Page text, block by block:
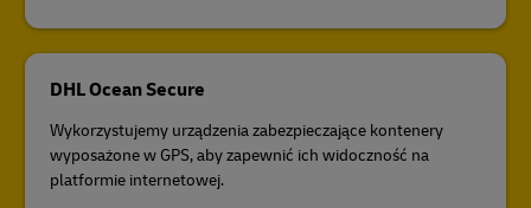
DHL Ocean Secure
Wykorzystujemy urządzenia zabezpieczające kontenery
wyposażone w GPS, aby zapewnić ich widoczność na
platformie internetowej.